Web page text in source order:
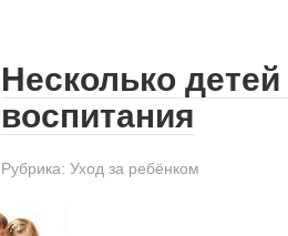
Несколько
воспитания
Рубрика: Уход за ребёнком